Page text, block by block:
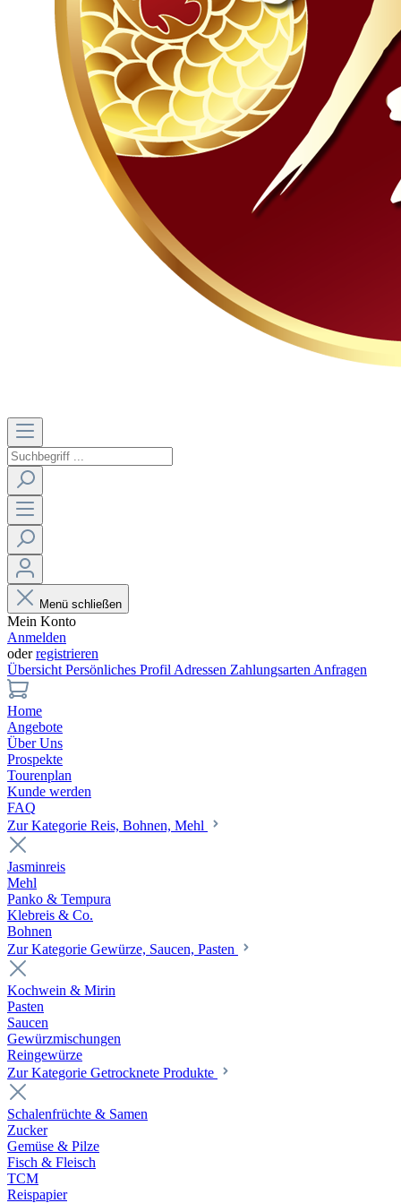
Menü schließen
Mein Konto
Anmelden
oderregistrieren
Übersicht Persönliches Profil Adressen Zahlungsarten Anfragen
Home
Angebote
Über Uns
Prospekte
Tourenplan
Kunde werden
FAQ
Zur Kategorie Reis, Bohnen, Mehl
Jasminreis
Mehl
Panko & Tempura
Klebreis & Co.
Bohnen
Zur Kategorie Gewürze, Saucen, Pasten
Kochwein & Mirin
Pasten
Saucen
Gewürzmischungen
Reingewürze
Zur Kategorie Getrocknete Produkte
Schalenfrüchte & Samen
Zucker
Gemüse & Pilze
Fisch & Fleisch
TCM
Reispapier